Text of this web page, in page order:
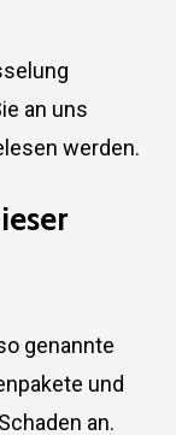
an uns
werden.
genannte
und
an.